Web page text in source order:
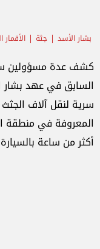
بشار الأسد جثة الأقمار
كشف عدة مسؤولين
السابق في عهد بشار
سرية لنقل آلاف
المعروفة في منطقة
أكثر من ساعة